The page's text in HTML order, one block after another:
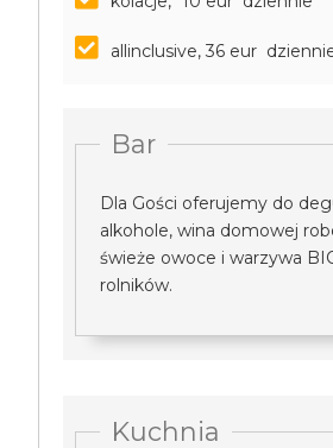
allinclusive, 36 eur
Bar
Dla Gości oferujemy do
alkohole, wina domowej
świeże owoce i warzywa
rolników.
Kuchnia